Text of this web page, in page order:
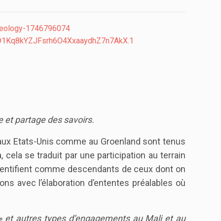
1746796074
et partage des savoirs.
Etats-Unis comme au Groenland sont tenus
se traduit par une participation au terrain
comme descendants de ceux dont on
avec l’élaboration d’ententes préalables où
autres types d’engagements au Mali et au